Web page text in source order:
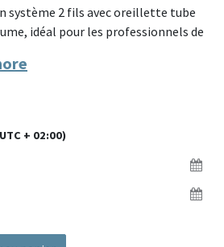
système 2 fils avec oreillette tube
idéal pour les professionnels de
d’une oreillette intra-
transparent et d’un micro
to-talk) intégré à clipser sur le
séparation permet une
et une meilleure mobilité. Sa
+ 02:00)